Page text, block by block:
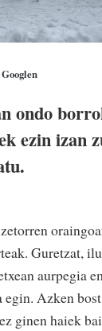
ondo
ezin izan
Guretzat,
aurpegia
egin. Azken
ginen haiek